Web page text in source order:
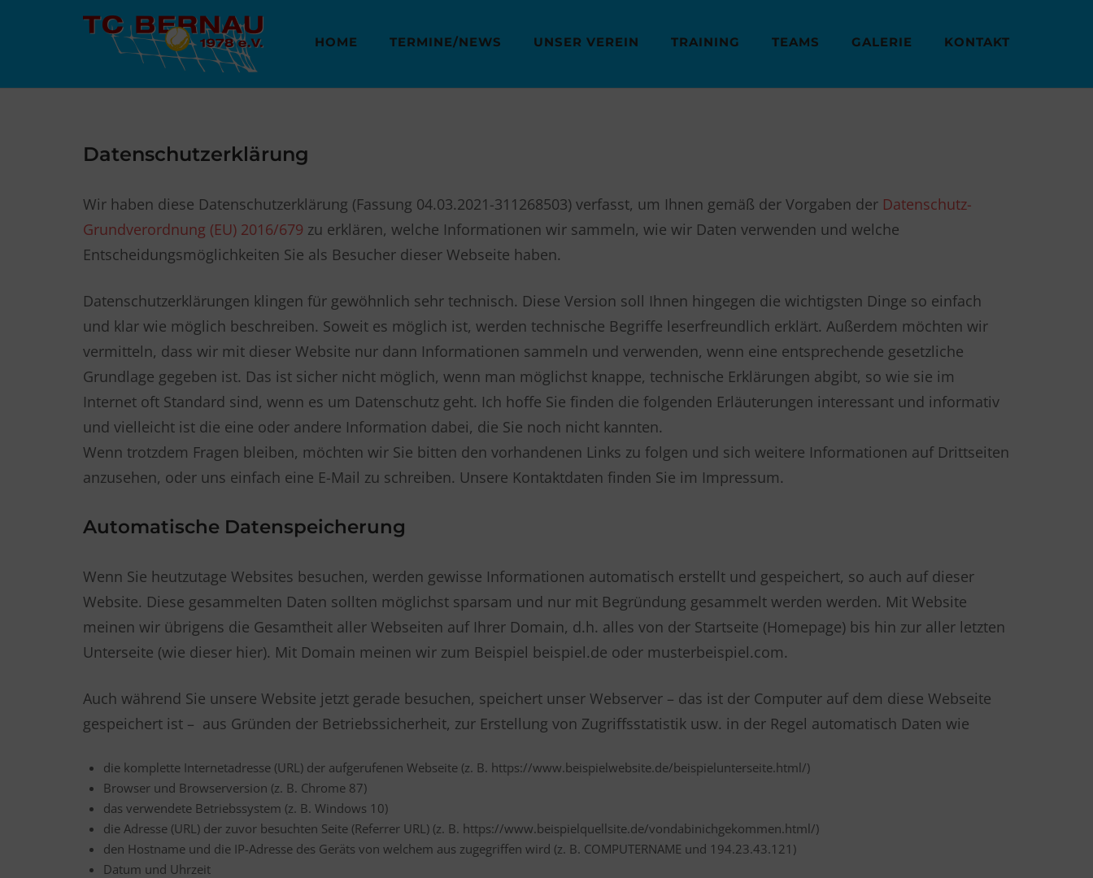
HOME TERMINE/NEWS UNSER VEREIN TRAINING TEAMS GALERIE KONTAKT
Datenschutzerklärung
Wir haben diese Datenschutzerklärung (Fassung 04.03.2021-311268503) verfasst, um Ihnen gemäß der Vorgaben der Datenschutz-
Grundverordnung (EU) 2016/679 zu erklären, welche Informationen wir sammeln, wie wir Daten verwenden und welche
Entscheidungsmöglichkeiten Sie als Besucher dieser Webseite haben.
Datenschutzerklärungen klingen für gewöhnlich sehr technisch. Diese Version soll Ihnen hingegen die wichtigsten Dinge so einfach
und klar wie möglich beschreiben. Soweit es möglich ist, werden technische Begriffe leserfreundlich erklärt. Außerdem möchten wir
vermitteln, dass wir mit dieser Website nur dann Informationen sammeln und verwenden, wenn eine entsprechende gesetzliche
Grundlage gegeben ist. Das ist sicher nicht möglich, wenn man möglichst knappe, technische Erklärungen abgibt, so wie sie im
Internet oft Standard sind, wenn es um Datenschutz geht. Ich hoffe Sie finden die folgenden Erläuterungen interessant und informativ
und vielleicht ist die eine oder andere Information dabei, die Sie noch nicht kannten.
Wenn trotzdem Fragen bleiben, möchten wir Sie bitten den vorhandenen Links zu folgen und sich weitere Informationen auf Drittseiten
anzusehen, oder uns einfach eine E-Mail zu schreiben. Unsere Kontaktdaten finden Sie im Impressum.
Automatische Datenspeicherung
Wenn Sie heutzutage Websites besuchen, werden gewisse Informationen automatisch erstellt und gespeichert, so auch auf dieser
Website. Diese gesammelten Daten sollten möglichst sparsam und nur mit Begründung gesammelt werden werden. Mit Website
meinen wir übrigens die Gesamtheit aller Webseiten auf Ihrer Domain, d.h. alles von der Startseite (Homepage) bis hin zur aller letzten
Unterseite (wie dieser hier). Mit Domain meinen wir zum Beispiel beispiel.de oder musterbeispiel.com.
Auch während Sie unsere Website jetzt gerade besuchen, speichert unser Webserver – das ist der Computer auf dem diese Webseite
gespeichert ist – aus Gründen der Betriebssicherheit, zur Erstellung von Zugriffsstatistik usw. in der Regel automatisch Daten wie
die komplette Internetadresse (URL) der aufgerufenen Webseite (z. B. https://www.beispielwebsite.de/beispielunterseite.html/)
Browser und Browserversion (z. B. Chrome 87)
das verwendete Betriebssystem (z. B. Windows 10)
die Adresse (URL) der zuvor besuchten Seite (Referrer URL) (z. B. https://www.beispielquellsite.de/vondabinichgekommen.html/)
den Hostname und die IP-Adresse des Geräts von welchem aus zugegriffen wird (z. B. COMPUTERNAME und 194.23.43.121)
Datum und Uhrzeit